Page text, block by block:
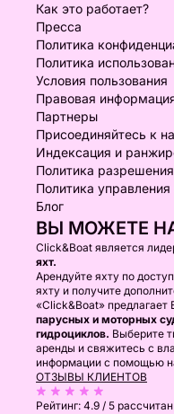
Как это работает?
Пресса
Политика
Политика
Условия пользования
Правовая
Партнеры
Присоединяйтесь к
Индексация и
Политика
Политика
Блог
ВЫ МОЖЕТЕ
Click&Boat является
яхт.
Арендуйте яхту по
яхту и получите
«Click&Boat»
парусных и моторных
гидроциклов. Выберите
аренды и свяжитесь с
информации с помощью
ОТЗЫВЫ КЛИЕНТОВ
Рейтинг: 4.9 / 5